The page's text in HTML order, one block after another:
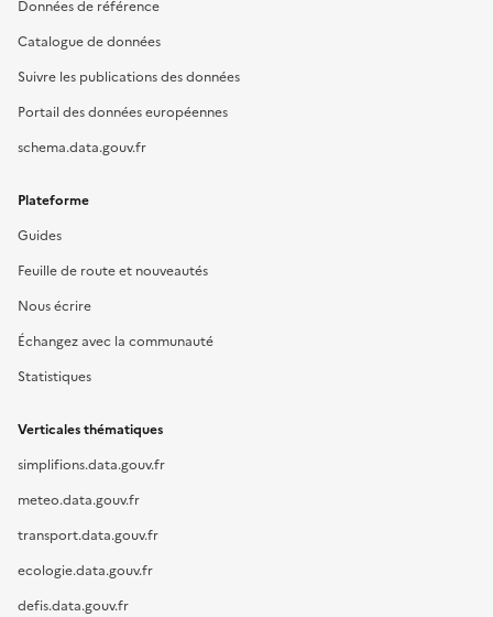
Données de référence
Catalogue de données
Suivre les publications des données
Portail des données européennes
schema.data.gouv.fr
Plateforme
Guides
Feuille de route et nouveautés
Nous écrire
Échangez avec la communauté
Statistiques
Verticales thématiques
simplifions.data.gouv.fr
meteo.data.gouv.fr
transport.data.gouv.fr
ecologie.data.gouv.fr
defis.data.gouv.fr